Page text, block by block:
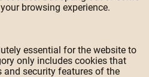
browsing experience.
essential for the website to
only includes cookies that
security features of the